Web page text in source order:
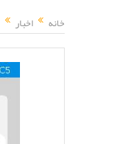
خانه اخبار